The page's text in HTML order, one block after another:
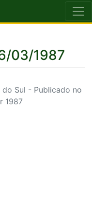
03/1987
Sul - Publicado no
1987